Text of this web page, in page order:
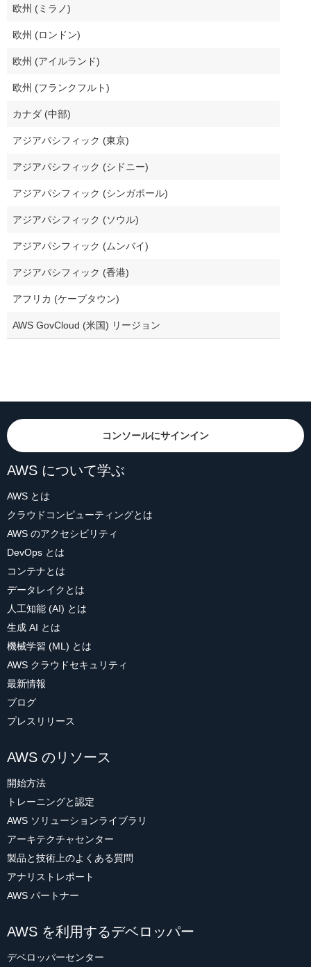
欧州 (ミラノ)
欧州 (ロンドン)
欧州 (アイルランド)
欧州 (フランクフルト)
カナダ (中部)
アジアパシフィック (東京)
アジアパシフィック (シドニー)
アジアパシフィック (シンガポール)
アジアパシフィック (ソウル)
アジアパシフィック (ムンバイ)
アジアパシフィック (香港)
アフリカ (ケープタウン)
AWS GovCloud (米国) リージョン
コンソールにサインイン
AWS について学ぶ
AWS とは
クラウドコンピューティングとは
AWS のアクセシビリティ
DevOps とは
コンテナとは
データレイクとは
人工知能 (AI) とは
生成 AI とは
機械学習 (ML) とは
AWS クラウドセキュリティ
最新情報
ブログ
プレスリリース
AWS のリソース
開始方法
トレーニングと認定
AWS ソリューションライブラリ
アーキテクチャセンター
製品と技術上のよくある質問
アナリストレポート
AWS パートナー
AWS を利用するデベロッパー
デベロッパーセンター